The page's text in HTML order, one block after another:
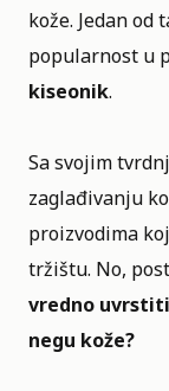
kože. Jedan od
popularnost u
kiseonik.
Sa svojim
zaglađivanju
proizvodima
tržištu. No,
vredno
negu kože?